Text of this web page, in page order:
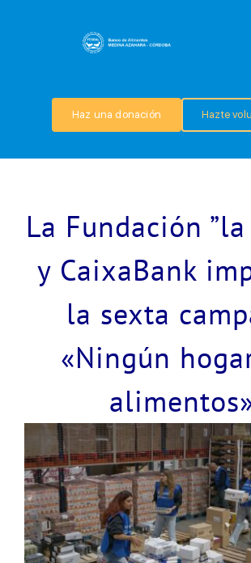
QUIÉNES SOMOS
NOTICIAS
CONTACTO
Haz una donación Hazte
La Fundación ”la
y CaixaBank
la sexta
«Ningún